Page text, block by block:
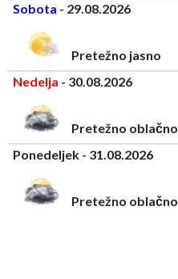
Sobota - 29.08.2026
Pretežno jasno
Nedelja - 30.08.2026
Pretežno oblačno
Ponedeljek - 31.08.2026
Pretežno oblačno